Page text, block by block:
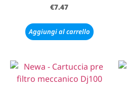
€7.47
Aggiungi al carrello